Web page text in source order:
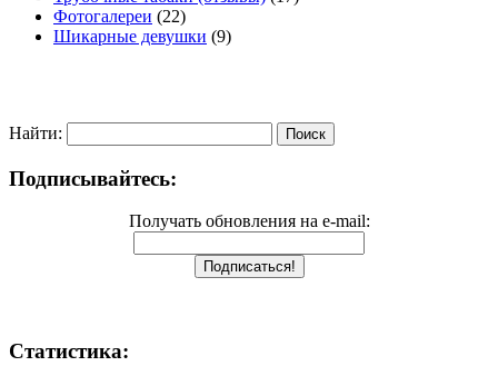
Фотогалереи (22)
Шикарные девушки (9)
Найти:
Подписывайтесь:
Получать обновления на e-mail:
Статистика: